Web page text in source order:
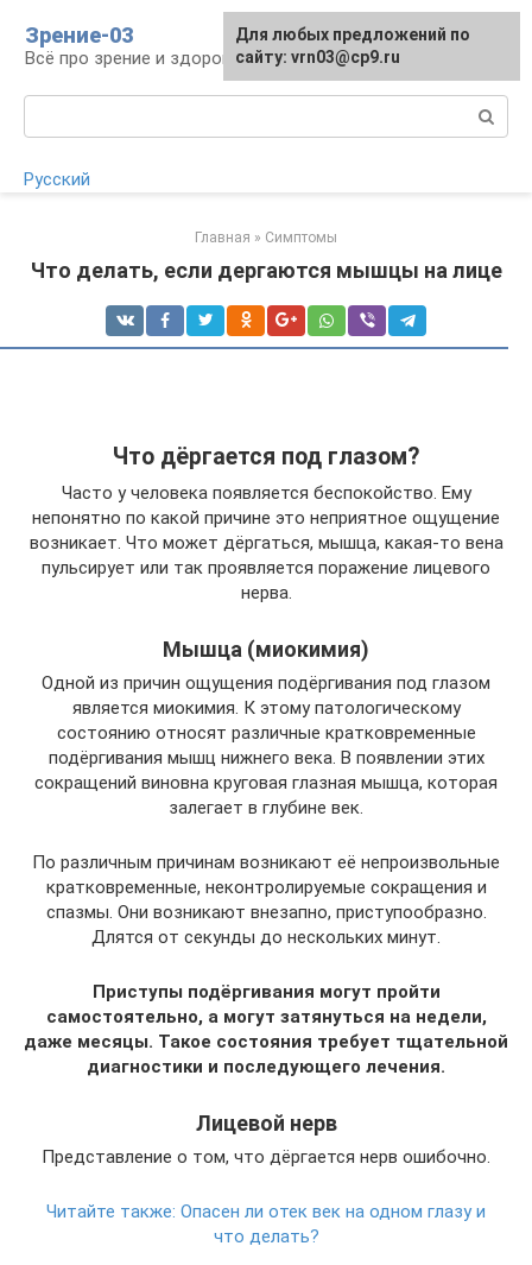
контенту
Зрение-03
Всё про зрение и здоровье глаз
Русский
Главная » Симптомы
Что делать, если дергаются мышцы на лице
Что дёргается под глазом?
Часто у человека появляется беспокойство. Ему
непонятно по какой причине это неприятное ощущение
возникает. Что может дёргаться, мышца, какая-то вена
пульсирует или так проявляется поражение лицевого
нерва.
Мышца (миокимия)
Одной из причин ощущения подёргивания под глазом
является миокимия. К этому патологическому
состоянию относят различные кратковременные
подёргивания мышц нижнего века. В появлении этих
сокращений виновна круговая глазная мышца, которая
залегает в глубине век.
По различным причинам возникают её непроизвольные
кратковременные, неконтролируемые сокращения и
спазмы. Они возникают внезапно, приступообразно.
Длятся от секунды до нескольких минут.
Приступы подёргивания могут пройти
самостоятельно, а могут затянуться на недели,
даже месяцы. Такое состояния требует тщательной
диагностики и последующего лечения.
Лицевой нерв
Представление о том, что дёргается нерв ошибочно.
Читайте также: Опасен ли отек век на одном глазу и
что делать?
Для любых предложений по
сайту: vrn03@cp9.ru